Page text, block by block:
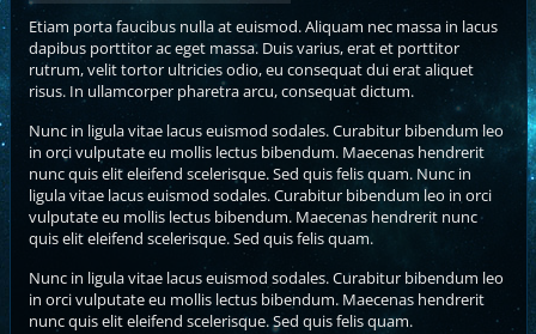
Etiam porta faucibus nulla at euismod. Aliquam nec massa in lacus
dapibus porttitor ac eget massa. Duis varius, erat et porttitor
rutrum, velit tortor ultricies odio, eu consequat dui erat aliquet
risus. In ullamcorper pharetra arcu, consequat dictum.
Nunc in ligula vitae lacus euismod sodales. Curabitur bibendum leo
in orci vulputate eu mollis lectus bibendum. Maecenas hendrerit
nunc quis elit eleifend scelerisque. Sed quis felis quam. Nunc in
ligula vitae lacus euismod sodales. Curabitur bibendum leo in orci
vulputate eu mollis lectus bibendum. Maecenas hendrerit nunc
quis elit eleifend scelerisque. Sed quis felis quam.
Nunc in ligula vitae lacus euismod sodales. Curabitur bibendum leo
in orci vulputate eu mollis lectus bibendum. Maecenas hendrerit
nunc quis elit eleifend scelerisque. Sed quis felis quam.